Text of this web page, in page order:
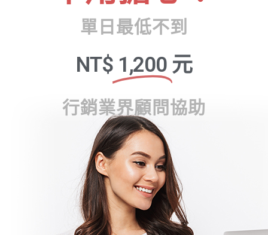
單日最低不到
NT$ 1,200 元
行銷業界顧問協助